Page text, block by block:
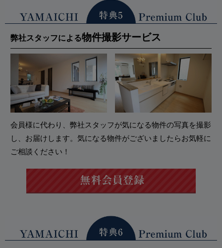
弊社スタッフによる物件撮影サービス
会員様に代わり、弊社スタッフが気になる物件の写真を撮影
し、お届けします。気になる物件がございましたらお気軽に
ご相談ください！